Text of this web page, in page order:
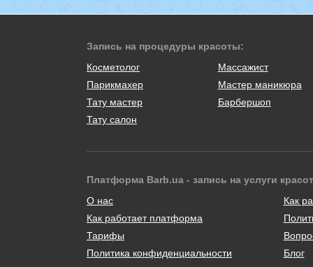
Запись на процедуры красоты:
Косметолог
Массажист
Парикмахер
Мастер маникюра
Тату мастер
Барбершоп
Тату салон
Платформа Barb.ua - запись на услуги
О нас
Как работает платформа
Тарифы
Политика конфиденциальности
Как
Блог